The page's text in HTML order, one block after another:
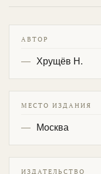
АВТОР
Хрущёв Н.
МЕСТО ИЗДАНИЯ
Москва
ИЗДАТЕЛЬСТВО